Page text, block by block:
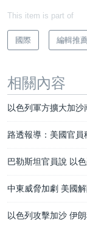
This item is part of
國際 編輯推
相關內容
以色列軍方擴大加
路透報導：美國官
巴勒斯坦官員說 以
中東威脅加劇 美國
以色列攻擊加沙 伊